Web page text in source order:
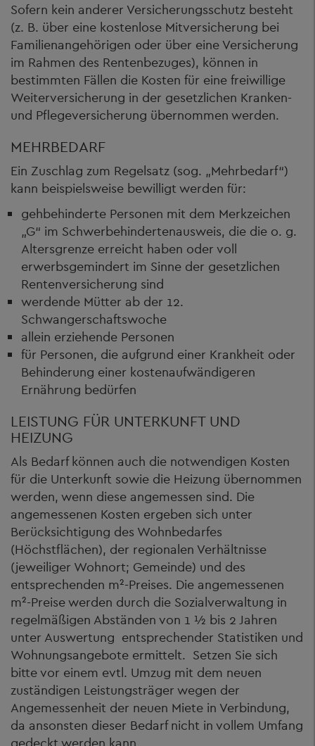
Sofern kein anderer Versicherungsschutz besteht
(z. B. über eine kostenlose Mitversicherung bei
Familienangehörigen oder über eine Versicherung
im Rahmen des Rentenbezuges), können in
bestimmten Fällen die Kosten für eine freiwillige
Weiterversicherung in der gesetzlichen Kranken-
und Pflegeversicherung übernommen werden.
MEHRBEDARF
Ein Zuschlag zum Regelsatz (sog. „Mehrbedarf“)
kann beispielsweise bewilligt werden für:
gehbehinderte Personen mit dem Merkzeichen
„G“ im Schwerbehindertenausweis, die die o. g.
Altersgrenze erreicht haben oder voll
erwerbsgemindert im Sinne der gesetzlichen
Rentenversicherung sind
werdende Mütter ab der 12.
Schwangerschaftswoche
allein erziehende Personen
für Personen, die aufgrund einer Krankheit oder
Behinderung einer kostenaufwändigeren
Ernährung bedürfen
LEISTUNG FÜR UNTERKUNFT UND
HEIZUNG
Als Bedarf können auch die notwendigen Kosten
für die Unterkunft sowie die Heizung übernommen
werden, wenn diese angemessen sind. Die
angemessenen Kosten ergeben sich unter
Berücksichtigung des Wohnbedarfes
(Höchstflächen), der regionalen Verhältnisse
(jeweiliger Wohnort; Gemeinde) und des
entsprechenden m²-Preises. Die angemessenen
m²-Preise werden durch die Sozialverwaltung in
regelmäßigen Abständen von 1 ½ bis 2 Jahren
unter Auswertung entsprechender Statistiken und
Wohnungsangebote ermittelt. Setzen Sie sich
bitte vor einem evtl. Umzug mit dem neuen
zuständigen Leistungsträger wegen der
Angemessenheit der neuen Miete in Verbindung,
da ansonsten dieser Bedarf nicht in vollem Umfang